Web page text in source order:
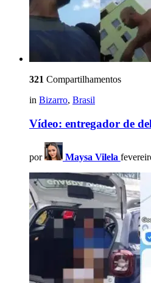
321 Compartilhamentos
in Bizarro, Brasil
Vídeo: entregador de
por Maysa Vilela